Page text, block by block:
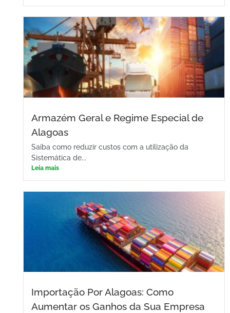
Armazém Geral e Regime Especial de
Alagoas
Saiba como reduzir custos com a utilização da
Sistemática de...
Leia mais
Importação Por Alagoas: Como
Aumentar os Ganhos da Sua Empresa